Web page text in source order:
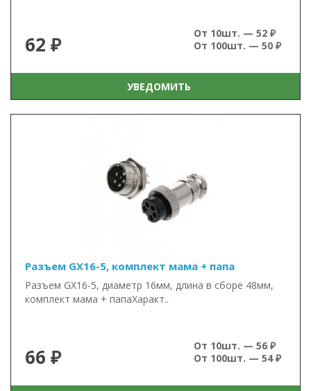
62 ₽
От 10шт. — 52 ₽
От 100шт. — 50 ₽
УВЕДОМИТЬ
Разъем GX16-5, комплект мама + папа
Разъем GX16-5, диаметр 16мм, длина в сборе 48мм,
комплект мама + папаХаракт..
66 ₽
От 10шт. — 56 ₽
От 100шт. — 54 ₽